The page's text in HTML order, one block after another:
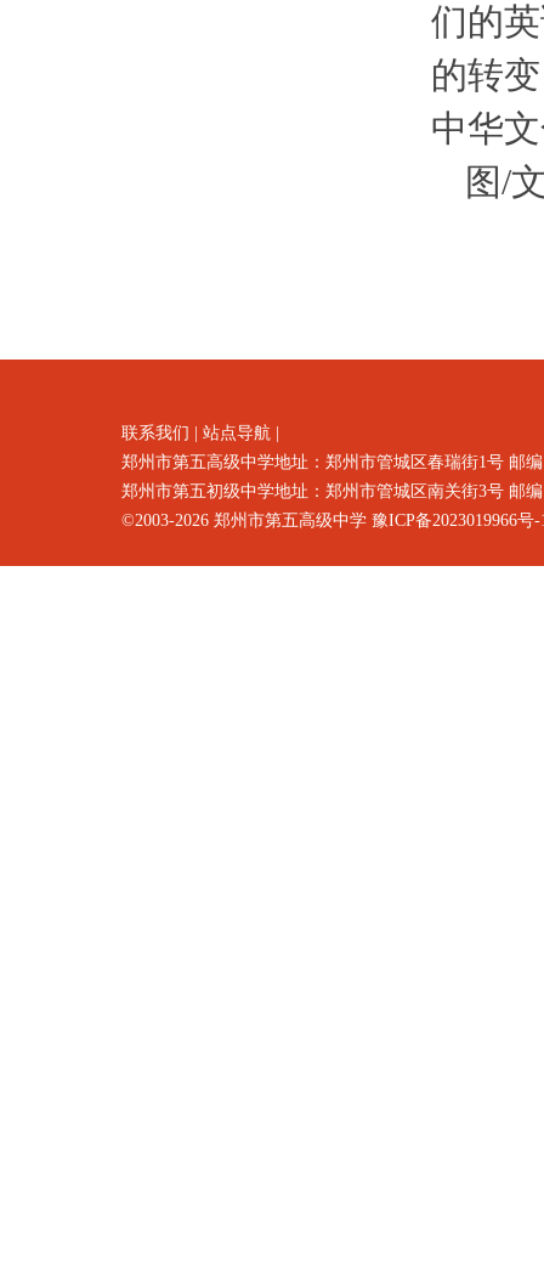
们的
的转
中华
图/
联系我们 站点导航
郑州市第五高级中学地址：郑州市管城区春瑞街1号 邮
郑州市第五初级中学地址：郑州市管城区南关街3号 邮
©2003-2026 郑州市第五高级中学 豫ICP备2023019966号-